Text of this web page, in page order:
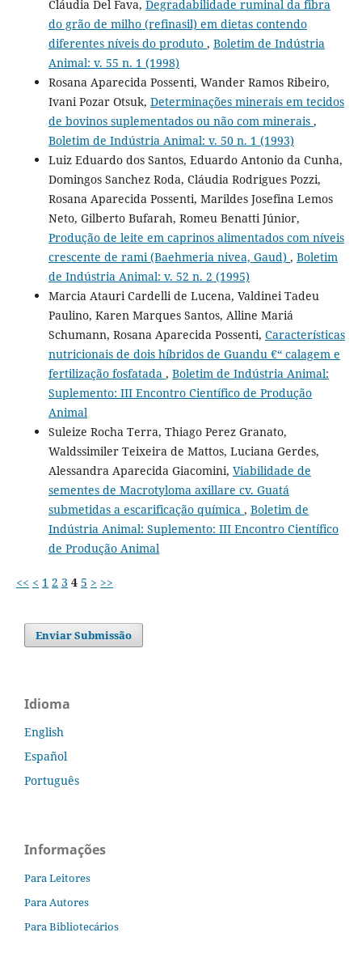
Cláudia Del Fava, Degradabilidade ruminal da fibra
do grão de milho (refinasil) em dietas contendo
diferentes níveis do produto , Boletim de Indústria
Animal: v. 55 n. 1 (1998)
Rosana Aparecida Possenti, Wander Ramos Ribeiro,
Ivani Pozar Otsuk, Determinações minerais em tecidos
de bovinos suplementados ou não com minerais ,
Boletim de Indústria Animal: v. 50 n. 1 (1993)
Luiz Eduardo dos Santos, Eduardo Antonio da Cunha,
Domingos Sanchez Roda, Cláudia Rodrigues Pozzi,
Rosana Aparecida Possenti, Marildes Josefina Lemos
Neto, Gilberto Bufarah, Romeu Benatti Júnior,
Produção de leite em caprinos alimentados com níveis
crescente de rami (Baehmeria nivea, Gaud) , Boletim
de Indústria Animal: v. 52 n. 2 (1995)
Marcia Atauri Cardelli de Lucena, Valdinei Tadeu
Paulino, Karen Marques Santos, Alline Mariá
Schumann, Rosana Aparecida Possenti, Características
nutricionais de dois híbridos de Guandu €“ calagem e
fertilização fosfatada , Boletim de Indústria Animal:
Suplemento: III Encontro Científico de Produção
Animal
Suleize Rocha Terra, Thiago Perez Granato,
Waldssimiler Teixeira de Mattos, Luciana Gerdes,
Alessandra Aparecida Giacomini, Viabilidade de
sementes de Macrotyloma axillare cv. Guatá
submetidas a escarificação química , Boletim de
Indústria Animal: Suplemento: III Encontro Científico
de Produção Animal
<< < 1 2 3 4 5 > >>
Enviar Submissão
Idioma
English
Español
Português
Informações
Para Leitores
Para Autores
Para Bibliotecários